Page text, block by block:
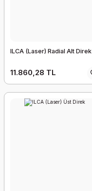
ILCA (Laser) Radial Alt Direk
11.860,28 TL